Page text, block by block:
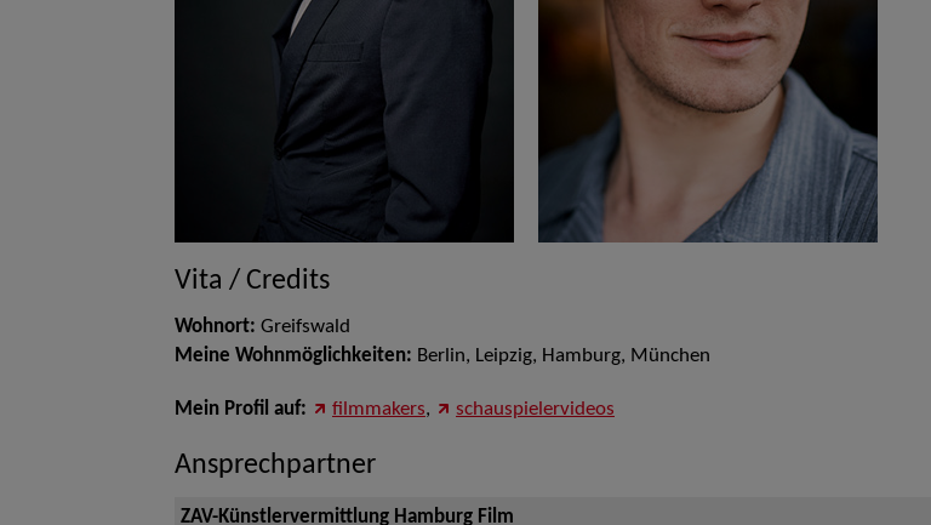
Vita / Credits
Wohnort: Greifswald
Meine Wohnmöglichkeiten: Berlin, Leipzig, Hamburg, München
Mein Profil auf: filmmakers, schauspielervideos
Ansprechpartner
ZAV-Künstlervermittlung Hamburg Film